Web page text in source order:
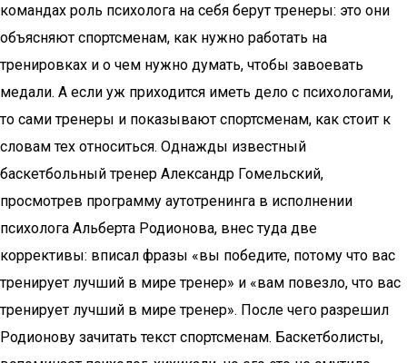
командах роль психолога на себя берут тренеры: это они
объясняют спортсменам, как нужно работать на
тренировках и о чем нужно думать, чтобы завоевать
медали. А если уж приходится иметь дело с психологами,
то сами тренеры и показывают спортсменам, как стоит к
словам тех относиться. Однажды известный
баскетбольный тренер Александр Гомельский,
просмотрев программу аутотренинга в исполнении
психолога Альберта Родионова, внес туда две
коррективы: вписал фразы «вы победите, потому что вас
тренирует лучший в мире тренер» и «вам повезло, что вас
тренирует лучший в мире тренер». После чего разрешил
Родионову зачитать текст спортсменам. Баскетболисты,